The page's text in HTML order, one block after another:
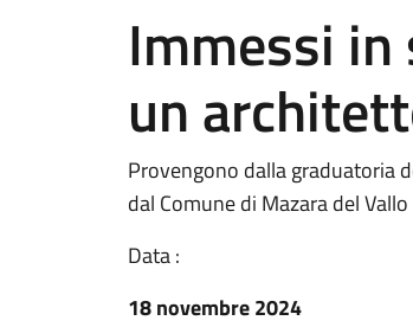
Immessi in
un
Provengono dalla graduatoria
dal Comune di Mazara del
Data :
18 novembre 2024